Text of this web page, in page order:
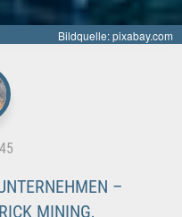
Bildquelle: pixabay.com
–
MINING,